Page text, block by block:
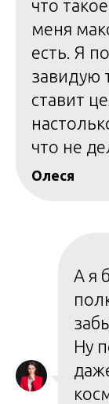
что
меня
есть. Я
завидую
ставит
что не
Олеся
А я
Ну